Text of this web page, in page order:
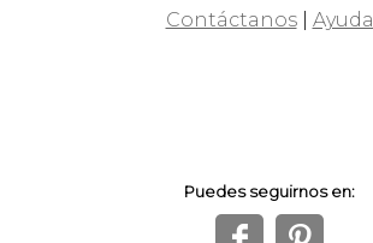
Contáctanos| Ayuda
Puedes seguirnos en: